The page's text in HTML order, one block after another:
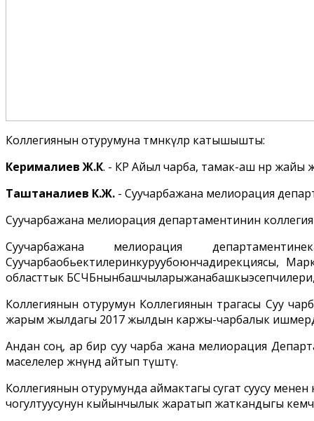
Коллегиянын отурумуна төмөнкүлөр катышышты:
Керималиев Ж.К. - КР Айыл чарба, тамак-аш өнөр
Таштаналиев К.Ж. - Суучарбажана мелиорация
Суучарбажана мелиорация департаментинин коллегия
Суучарбажана мелиорация
Суучарбаобьектилеринкуруубоюнчадирекциясы,
областтык
Коллегиянын отурумун Коллегиянын төрагасы Суу
жарым жылдагы 2017 жылдын каржы-чарбалык
Андан соң, ар бир суу чарба жана мелиорация
маселелер жөнүндө айтып өтүштү.
Коллегиянын отурумунда аймактагы сугат сууcу
чогултуусунун кыйынчылык жаратып жаткандыгы